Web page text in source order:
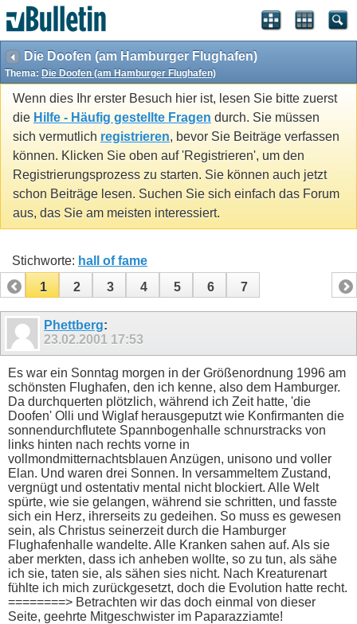
Die Doofen (am Hamburger Flughafen)
Thema: Die Doofen (am Hamburger Flughafen)
Wenn dies Ihr erster Besuch hier ist, lesen Sie bitte zuerst
die Hilfe - Häufig gestellte Fragen durch. Sie müssen
sich vermutlich registrieren, bevor Sie Beiträge verfassen
können. Klicken Sie oben auf 'Registrieren', um den
Registrierungsprozess zu starten. Sie können auch jetzt
schon Beiträge lesen. Suchen Sie sich einfach das Forum
aus, das Sie am meisten interessiert.
Stichworte: hall of fame
1
2 3 4 5 6 7
Phettberg:
23.02.2001 17:53
Es war ein Sonntag morgen in der Größenordnung 1996 am
schönsten Flughafen, den ich kenne, also dem Hamburger.
Da durchquerten plötzlich, während ich Zeit hatte, 'die
Doofen' Olli und Wiglaf herausgeputzt wie Konfirmanten die
sonnendurchflutete Spannbogenhalle schnurstracks von
links hinten nach rechts vorne in
vollmondmitternachtsblauen Anzügen, unisono und voller
Elan. Und waren drei Sonnen. In versammeltem Zustand,
vergnügt und ostentativ mental nicht blockiert. Alle Welt
spürte, wie sie gelangen, während sie schritten, und fasste
sich ein Herz, ihrerseits zu gedeihen. So muss es gewesen
sein, als Christus seinerzeit durch die Hamburger
Flughafenhalle wandelte. Alle Kranken sahen auf. Als sie
aber merkten, dass ich anheben wollte, so zu tun, als sähe
ich sie, taten sie, als sähen sies nicht. Nach Kreaturenart
fühlte ich mich zurückgesetzt, doch die Evolution hatte recht.
========> Betrachten wir das doch einmal von dieser
Seite, geehrte Mitgeschwister im Paparazziamte!